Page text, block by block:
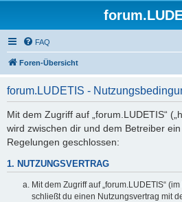
FAQ
Foren-Übersicht
forum.LUDETIS -
Mit dem Zugriff auf „forum.LUDETIS“
wird zwischen dir und dem Betreiber
Regelungen geschlossen:
1. NUTZUNGSVERTRAG
Mit dem Zugriff auf „forum.LUDETIS“
schließt du einen Nutzungsvertrag mit